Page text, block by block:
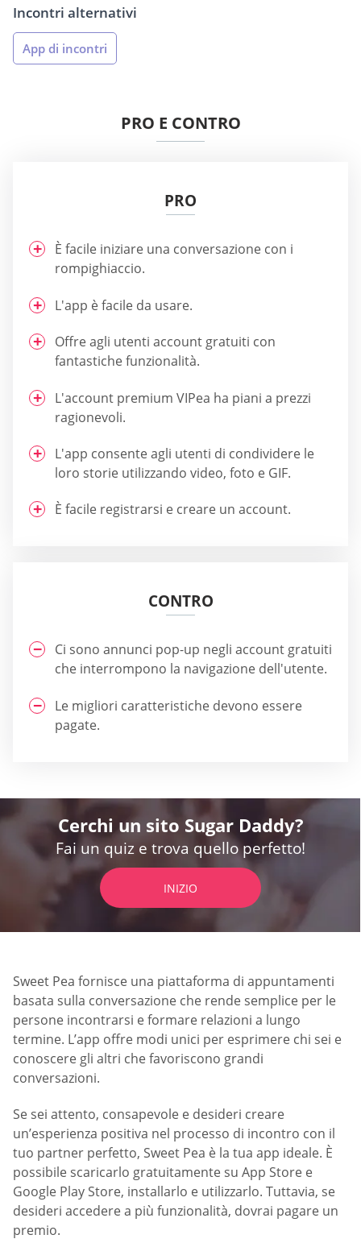
Incontri alternativi
App di incontri
PRO E CONTRO
PRO
È facile iniziare una conversazione con i
rompighiaccio.
L'app è facile da usare.
Offre agli utenti account gratuiti con
fantastiche funzionalità.
L'account premium VIPea ha piani a prezzi
ragionevoli.
L'app consente agli utenti di condividere le
loro storie utilizzando video, foto e GIF.
È facile registrarsi e creare un account.
CONTRO
Ci sono annunci pop-up negli account gratuiti
che interrompono la navigazione dell'utente.
Le migliori caratteristiche devono essere
pagate.
Cerchi un sito Sugar Daddy?
Fai un quiz e trova quello perfetto!
INIZIO
Sweet Pea fornisce una piattaforma di appuntamenti
basata sulla conversazione che rende semplice per le
persone incontrarsi e formare relazioni a lungo
termine. L’app offre modi unici per esprimere chi sei e
conoscere gli altri che favoriscono grandi
conversazioni.
Se sei attento, consapevole e desideri creare
un’esperienza positiva nel processo di incontro con il
tuo partner perfetto, Sweet Pea è la tua app ideale. È
possibile scaricarlo gratuitamente su App Store e
Google Play Store, installarlo e utilizzarlo. Tuttavia, se
desideri accedere a più funzionalità, dovrai pagare un
premio.